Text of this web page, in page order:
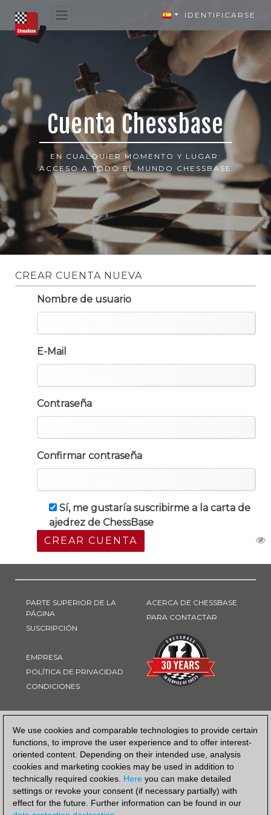
We use cookies and comparable technologies to provide certain
functions, to improve the user experience and to offer interest-
oriented content. Depending on their intended use, analysis
cookies and marketing cookies may be used in addition to
technically required cookies. Here you can make detailed
settings or revoke your consent (if necessary partially) with
effect for the future. Further information can be found in our
IDENTIFICARSE
Cuenta Chessbase
EN CUALQUIER MOMENTO Y LUGAR:
ACCESO A TODO EL MUNDO CHESSBASE
CREAR CUENTA NUEVA
Nombre de usuario
E-Mail
Contraseña
Confirmar contraseña
Sí, me gustaría suscribirme a la carta de
ajedrez de ChessBase
CREAR CUENTA
PARTE SUPERIOR DE LA
PÁGINA
SUSCRIPCIÓN
EMPRESA
POLÍTICA DE PRIVACIDAD
CONDICIONES
ACERCA DE CHESSBASE
PARA CONTACTAR
FORMA DE PAGO